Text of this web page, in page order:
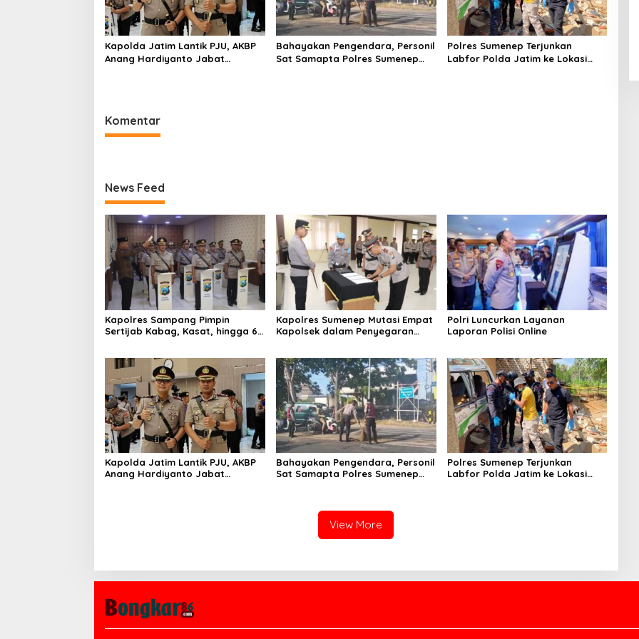
Kapolda Jatim Lantik PJU, AKBP
Anang Hardiyanto Jabat
Bahayakan Pengendara, Personil
Sat Samapta Polres Sumenep
Polres Sumenep Terjunkan
Labfor Polda Jatim ke Lokasi
Komentar
News Feed
Kapolres Sampang Pimpin
Sertijab Kabag, Kasat, hingga 6
Kapolres Sumenep Mutasi Empat
Kapolsek dalam Penyegaran
Polri Luncurkan Layanan
Laporan Polisi Online
Kapolda Jatim Lantik PJU, AKBP
Anang Hardiyanto Jabat
Bahayakan Pengendara, Personil
Sat Samapta Polres Sumenep
Polres Sumenep Terjunkan
Labfor Polda Jatim ke Lokasi
View More